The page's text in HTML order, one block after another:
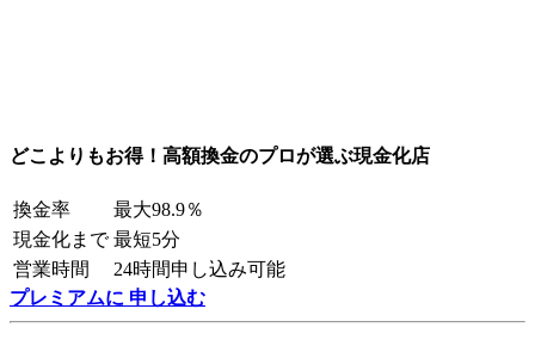
どこよりもお得！高額換金のプロが選ぶ現金化店
換金率
最大98.9％
現金化まで 最短5分
営業時間
24時間申し込み可能
プレミアムに 申し込む